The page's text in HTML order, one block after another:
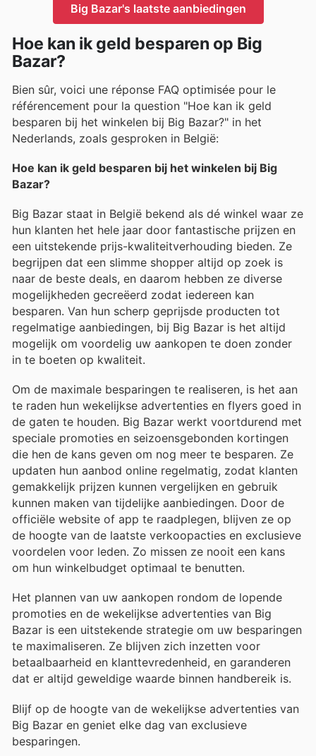
Big Bazar's laatste aanbiedingen
Hoe kan ik geld besparen op Big
Bazar?
Bien sûr, voici une réponse FAQ optimisée pour le
référencement pour la question "Hoe kan ik geld
besparen bij het winkelen bij Big Bazar?" in het
Nederlands, zoals gesproken in België:
Hoe kan ik geld besparen bij het winkelen bij Big
Bazar?
Big Bazar staat in België bekend als dé winkel waar ze
hun klanten het hele jaar door fantastische prijzen en
een uitstekende prijs-kwaliteitverhouding bieden. Ze
begrijpen dat een slimme shopper altijd op zoek is
naar de beste deals, en daarom hebben ze diverse
mogelijkheden gecreëerd zodat iedereen kan
besparen. Van hun scherp geprijsde producten tot
regelmatige aanbiedingen, bij Big Bazar is het altijd
mogelijk om voordelig uw aankopen te doen zonder
in te boeten op kwaliteit.
Om de maximale besparingen te realiseren, is het aan
te raden hun wekelijkse advertenties en flyers goed in
de gaten te houden. Big Bazar werkt voortdurend met
speciale promoties en seizoensgebonden kortingen
die hen de kans geven om nog meer te besparen. Ze
updaten hun aanbod online regelmatig, zodat klanten
gemakkelijk prijzen kunnen vergelijken en gebruik
kunnen maken van tijdelijke aanbiedingen. Door de
officiële website of app te raadplegen, blijven ze op
de hoogte van de laatste verkoopacties en exclusieve
voordelen voor leden. Zo missen ze nooit een kans
om hun winkelbudget optimaal te benutten.
Het plannen van uw aankopen rondom de lopende
promoties en de wekelijkse advertenties van Big
Bazar is een uitstekende strategie om uw besparingen
te maximaliseren. Ze blijven zich inzetten voor
betaalbaarheid en klanttevredenheid, en garanderen
dat er altijd geweldige waarde binnen handbereik is.
Blijf op de hoogte van de wekelijkse advertenties van
Big Bazar en geniet elke dag van exclusieve
besparingen.